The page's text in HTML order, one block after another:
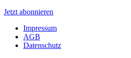
Jetzt abonnieren
Impressum
AGB
Datenschutz